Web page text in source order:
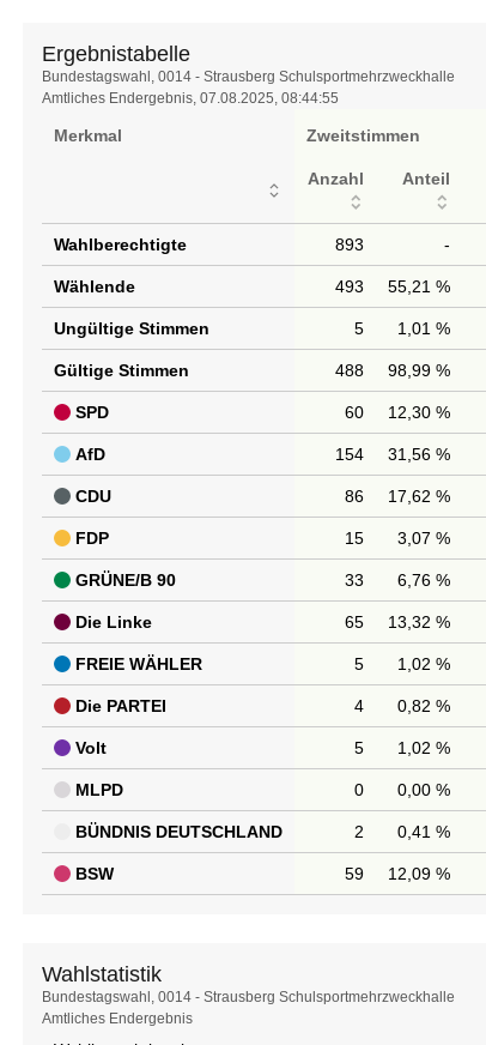
Ergebnistabelle
Ergebnistabelle
Bundestagswahl, 0014 - Strausberg Schulsportmehrzweckhalle
Amtliches Endergebnis, 07.08.2025, 08:44:55
Merkmal Zweitstimmen
Anzahl Anteil
Wahlberechtigte 893 -
Wählende 493 55,21 %
Ungültige Stimmen 5 1,01 %
Gültige Stimmen 488 98,99 %
SPD 60 12,30 %
AfD 154 31,56 %
CDU 86 17,62 %
FDP 15 3,07 %
GRÜNE/B 90 33 6,76 %
Die Linke 65 13,32 %
FREIE WÄHLER 5 1,02 %
Die PARTEI 4 0,82 %
Volt 5 1,02 %
MLPD 0 0,00 %
BÜNDNIS DEUTSCHLAND 2 0,41 %
BSW 59 12,09 %
Wahlstatistik
Wahlstatistik
Bundestagswahl, 0014 - Strausberg Schulsportmehrzweckhalle
Amtliches Endergebnis